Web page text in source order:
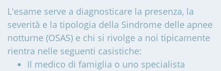
L'esame serve a diagnosticare la presenza, la
severità e la tipologia della Sindrome delle apnee
notturne (OSAS) e chi si rivolge a noi tipicamente
rientra nelle seguenti casistiche:
Il medico di famiglia o uno specialista